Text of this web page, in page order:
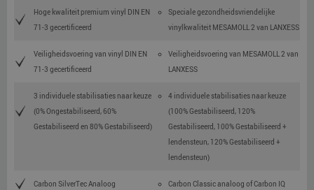
Hoge kwaliteit premium vinyl DIN EN
71-3 gecertificeerd
Speciale gezondheidsvriendelijke
vinylkwaliteit MESAMOLL 2 van LANXESS
Veiligheidsvoering van vinyl DIN EN
71-3 gecertificeerd
Veiligheidsvoering van MESAMOLL 2 van
LANXESS
3 individuele stabilisaties naar keuze
(0% Ongestabiliseerd, 60%
Gestabiliseerd en 80% Gestabiliseerd)
4 individuele stabilisaties naar keuze
(100% Gestabiliseerd, 120%
Gestabiliseerd, 100% Gestabiliseerd +
lendensteun, 120% Gestabiliseerd +
lendensteun)
Carbon SilverTec Analoog
Carbon Classic analoog of Carbon IQ